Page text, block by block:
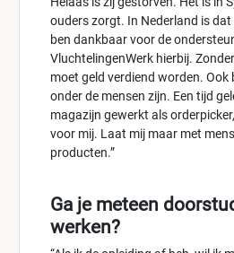
ouders zorgt. In Nederland is
ben dankbaar voor de
VluchtelingenWerk hierbij.
moet geld verdiend worden. Ook
onder de mensen zijn. Een tijd
magazijn gewerkt als
voor mij. Laat mij maar met
producten.”
Ga je meteen
werken?